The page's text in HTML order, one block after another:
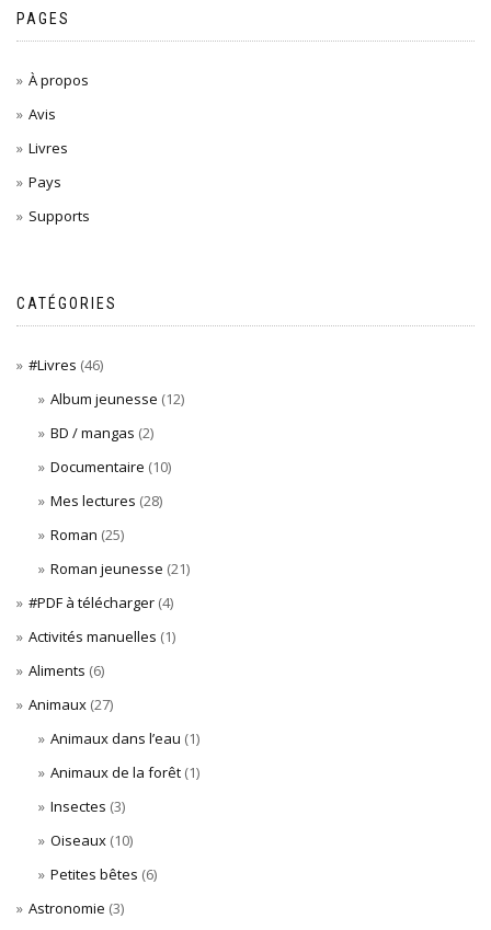
PAGES
À propos
Avis
Livres
Pays
Supports
CATÉGORIES
#Livres (46)
Album jeunesse (12)
BD / mangas (2)
Documentaire (10)
Mes lectures (28)
Roman (25)
Roman jeunesse (21)
#PDF à télécharger (4)
Activités manuelles (1)
Aliments (6)
Animaux (27)
Animaux dans l’eau (1)
Animaux de la forêt(1)
Insectes (3)
Oiseaux(10)
Petites bêtes (6)
Astronomie (3)